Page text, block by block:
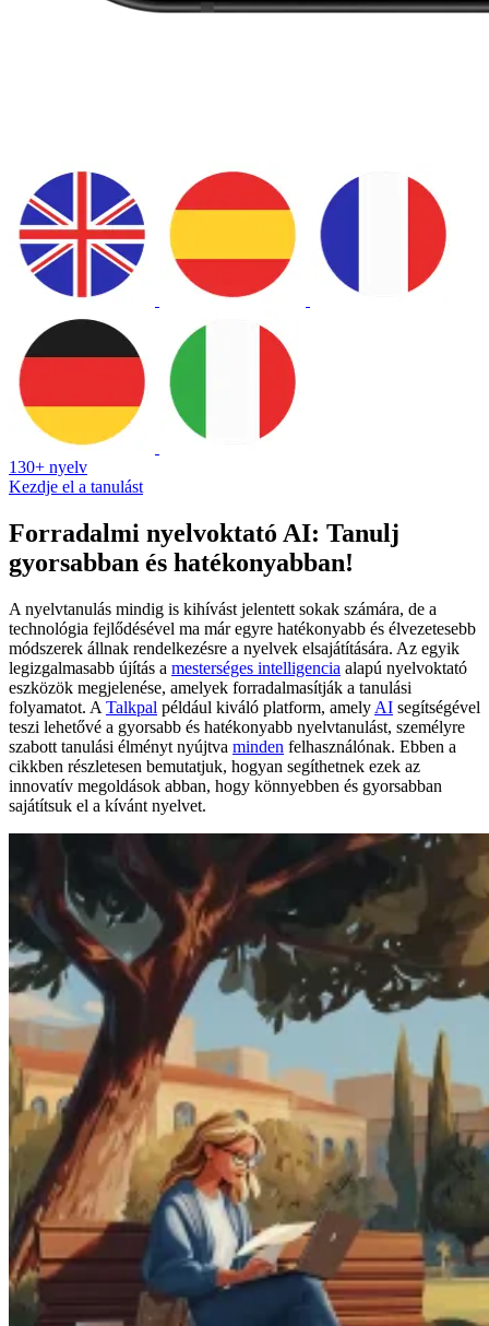
130+ nyelv
Kezdje el a tanulást
Forradalmi nyelvoktató AI: Tanulj
gyorsabban és hatékonyabban!
A nyelvtanulás mindig is kihívást jelentett sokak számára, de a
technológia fejlődésével ma már egyre hatékonyabb és élvezetesebb
módszerek állnak rendelkezésre a nyelvek elsajátítására. Az egyik
legizgalmasabb újítás a mesterséges intelligencia alapú nyelvoktató
eszközök megjelenése, amelyek forradalmasítják a tanulási
folyamatot. A Talkpal például kiváló platform, amely AI segítségével
teszi lehetővé a gyorsabb és hatékonyabb nyelvtanulást, személyre
szabott tanulási élményt nyújtva minden felhasználónak. Ebben a
cikkben részletesen bemutatjuk, hogyan segíthetnek ezek az
innovatív megoldások abban, hogy könnyebben és gyorsabban
sajátítsuk el a kívánt nyelvet.